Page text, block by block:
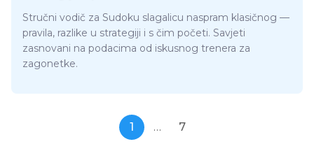
Stručni vodič za Sudoku slagalicu naspram klasičnog —
pravila, razlike u strategiji i s čim početi. Savjeti
zasnovani na podacima od iskusnog trenera za
zagonetke.
1 … 7